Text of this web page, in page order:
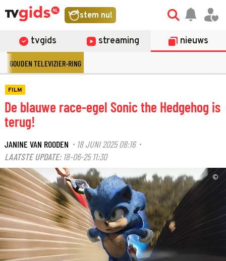
stem nu!
tvgids streaming nieuws
GOUDEN TELEVIZIER-RING
FILM
De blauwe race-egel Sonic the Hedgehog is
terug!
JANINE VAN ROODEN · 18 JUNI 2025 08:16·
LAATSTE UPDATE: 18-06-25 11:30
©